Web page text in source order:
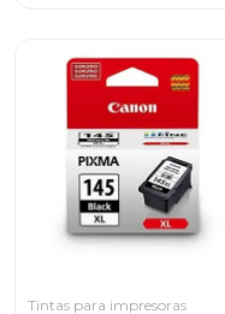
Tintas para impresoras